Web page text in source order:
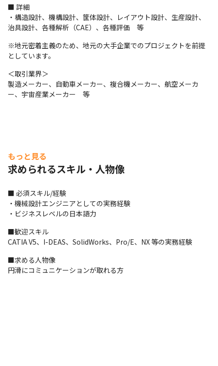
■ 詳細
・構造設計、機構設計、筐体設計、レイアウト設計、生産設計、
治具設計、各種解析（CAE）、各種評価　等
※地元密着主義のため、地元の大手企業でのプロジェクトを前提
としています。
＜取引業界＞
製造メーカー、自動車メーカー、複合機メーカー、航空メーカ
ー、宇宙産業メーカー　等
もっと見る
求められるスキル・人物像
■ 必須スキル/経験
・機械設計エンジニアとしての実務経験
・ビジネスレベルの日本語力
■歓迎スキル
CATIA V5、I-DEAS、SolidWorks、Pro/E、NX 等の実務経験
■求める人物像
円滑にコミュニケーションが取れる方